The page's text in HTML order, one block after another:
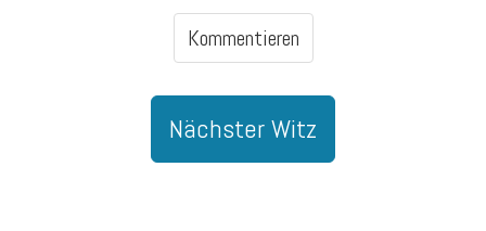
Kommentieren
Nächster Witz